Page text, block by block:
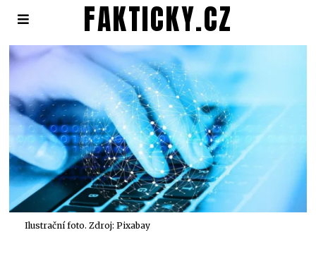
FAKTICKY.CZ
Ilustrační foto. Zdroj: Pixabay